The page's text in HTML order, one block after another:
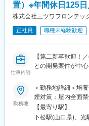
■入社後の流れ：
まずは先輩に同行
きます。業界・製
その分顧客の期待
■評価制度：
・メーカー勉強会
技術知識は不要
ンシーも評価し、
ます。
■やりがい：
置）※年間休日125
株式会社三ツワフロンテッ
正社員 職種未経験歓迎
仕事内容
【第二新卒歓迎！
との開発案件が中心
同社は、電機メー
学・官公庁に対し
販売している専門
欠かせない培養装
＜具体的には…＞
勤務地
＜勤務地詳細＞培
煙対策：屋内全面
【最寄り駅】
下松駅(山口県)、光